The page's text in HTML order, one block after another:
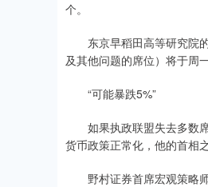
个。
东京早稻田高等研究院的
及其他问题的席位）将于周一
“可能暴跌5%”
如果执政联盟失去多数席
货币政策正常化，他的首相
野村证券首席宏观策略师